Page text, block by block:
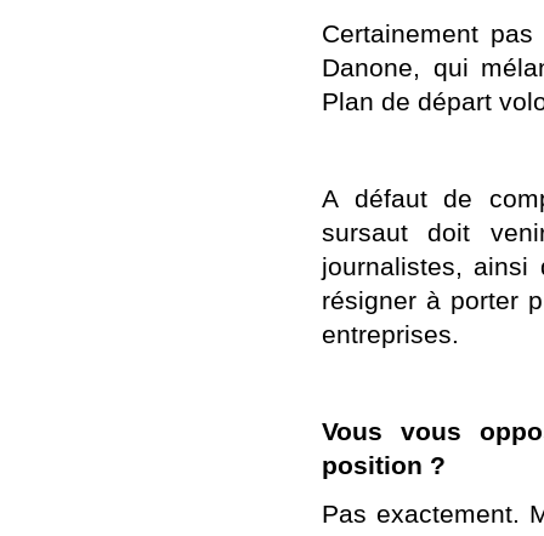
Certainement
Danone, qui
Plan de départ
A défaut de
sursaut doit
journalistes,
résigner à porter
entreprises.
Vous vous
position ?
Pas exactement.